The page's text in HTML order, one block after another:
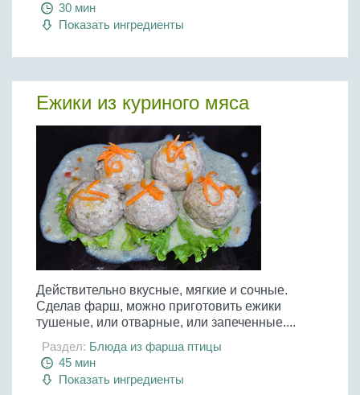
30 мин
Показать ингредиенты
Ежики из куриного мяса
Действительно вкусные, мягкие и сочные.
Сделав фарш, можно приготовить ежики
тушеные, или отварные, или запеченные....
Раздел: Блюда из фарша птицы
45 мин
Показать ингредиенты